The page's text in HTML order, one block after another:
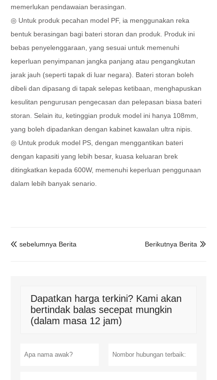
memerlukan pendawaian berasingan.
◎ Untuk produk pecahan model PF, ia menggunakan reka
bentuk berasingan bagi bateri storan dan produk. Produk ini
bebas penyelenggaraan, yang sesuai untuk memenuhi
keperluan penyimpanan jangka panjang atau pengangkutan
jarak jauh (seperti tapak di luar negara). Bateri storan boleh
dibeli dan dipasang di tapak selepas ketibaan, menghapuskan
kesulitan pengurusan pengecasan dan pelepasan biasa bateri
storan. Selain itu, ketinggian produk model ini hanya 108mm,
yang boleh dipadankan dengan kabinet kawalan ultra nipis.
◎ Untuk produk model PS, dengan menggantikan bateri
dengan kapasiti yang lebih besar, kuasa keluaran brek
ditingkatkan kepada 600W, memenuhi keperluan penggunaan
dalam lebih banyak senario.
 sebelumnya Berita 
Berikutnya Berita
Dapatkan harga terkini? Kami akan
bertindak balas secepat mungkin
(dalam masa 12 jam)